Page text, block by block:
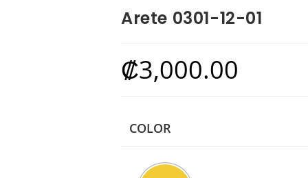
Arete 0301-12-01
₡3,000.00
COLOR